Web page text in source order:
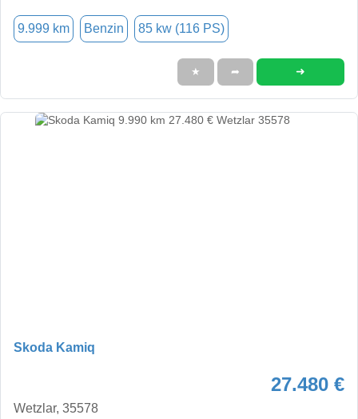
9.999 km Benzin 85 kw (116 PS)
★ ➦ ➜
Skoda Kamiq
27.480 €
Wetzlar, 35578